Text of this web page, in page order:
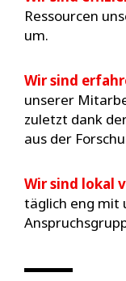
Ressourcen
um.
Wir sind
unserer
zuletzt dank
aus der
Wir sind lokal
täglich eng mit